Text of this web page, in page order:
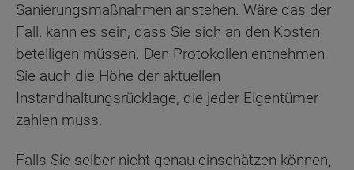
Sanierungsmaßnahmen anstehen. Wäre das der
Fall, kann es sein, dass Sie sich an den Kosten
beteiligen müssen. Den Protokollen entnehmen
Sie auch die Höhe der aktuellen
Instandhaltungsrücklage, die jeder Eigentümer
zahlen muss.
Falls Sie selber nicht genau einschätzen können,